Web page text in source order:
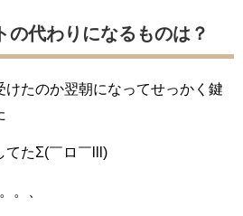
の代わりになるものは？
けたのか翌朝になってせっかく鍵
てたΣ(￣ロ￣lll)
。、